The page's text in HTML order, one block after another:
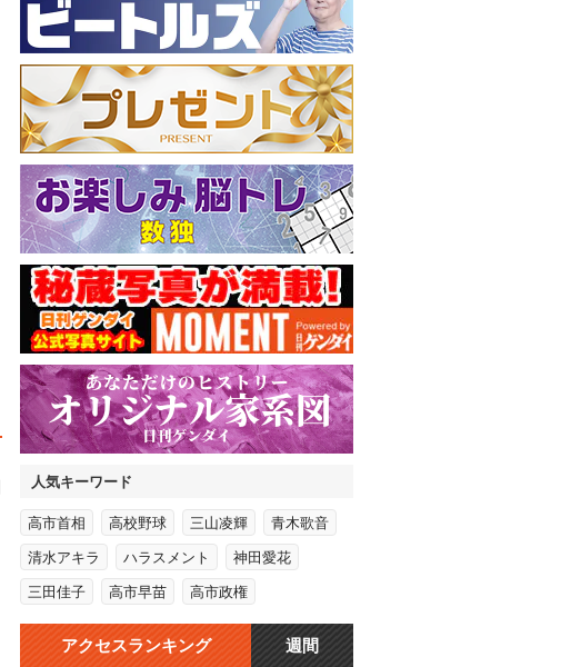
人気キーワード
高市首相 高校野球 三山凌輝 青木歌音
清水アキラ ハラスメント 神田愛花
三田佳子 高市早苗 高市政権
アクセスランキング 週間